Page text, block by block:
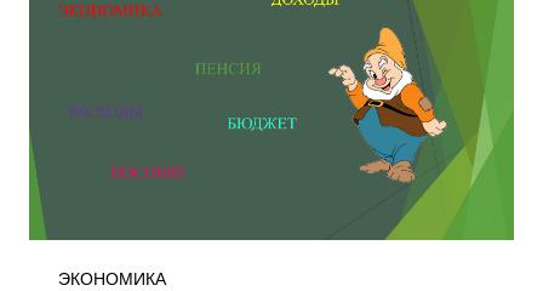
ЭКОНОМИКА